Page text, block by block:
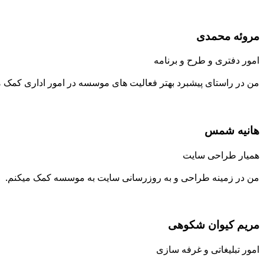
مروئه محمدی
امور دفتری و طرح و برنامه
من در راستای پیشبرد بهتر فعالیت های موسسه در امور اداری
هانیه شمس
همیار طراحی سایت
من در زمینه طراحی و به روزرسانی سایت به موسسه کمک میکنم.
مریم کیوان شکوهی
امور تبلیغاتی و غرفه سازی